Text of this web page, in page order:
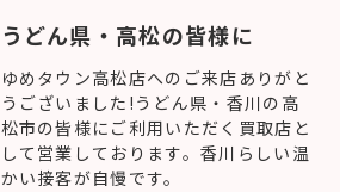
うどん県・高松の皆様に
ゆめタウン高松店へのご来店ありがと
うございました!うどん県・香川の高
松市の皆様にご利用いただく買取店と
して営業しております。香川らしい温
かい接客が自慢です。